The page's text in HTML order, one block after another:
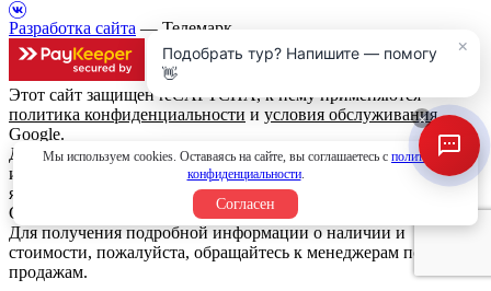
Разработка сайта — Телемарк
Этот сайт защищен reCAPTCHA, к нему применяются
политика конфиденциальности и условия обслуживания
Google.
Данный интернет сайт носит исключительно
информационный характер и вся информация на нем не
является публичной офертой, определяемой положениями
Статьи 437 (2) Гражданского кодекса Российской Федерации.
Для получения подробной информации о наличии и
стоимости, пожалуйста, обращайтесь к менеджерам по
продажам.
Мы используем cookies. Оставаясь на сайте, вы соглашаетесь с политикой
конфиденциальности.
Согласен
×
Подобрать тур? Напишите — помогу
👋
×